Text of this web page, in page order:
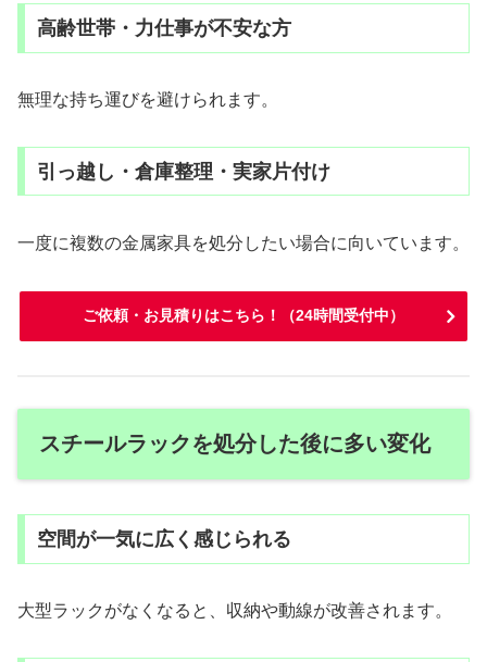
高齢世帯・力仕事が不安な方
無理な持ち運びを避けられます。
引っ越し・倉庫整理・実家片付け
一度に複数の金属家具を処分したい場合に向いています。
ご依頼・お見積りはこちら！（24時間受付中）
スチールラックを処分した後に多い変化
空間が一気に広く感じられる
大型ラックがなくなると、収納や動線が改善されます。